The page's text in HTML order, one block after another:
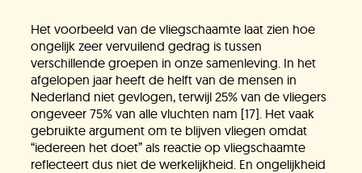
Het voorbeeld van de vliegschaamte laat zien hoe
ongelijk zeer vervuilend gedrag is tussen
verschillende groepen in onze samenleving. In het
afgelopen jaar heeft de helft van de mensen in
Nederland niet gevlogen, terwijl 25% van de vliegers
ongeveer 75% van alle vluchten nam [17]. Het vaak
gebruikte argument om te blijven vliegen omdat
“iedereen het doet” als reactie op vliegschaamte
reflecteert dus niet de werkelijkheid. En ongelijkheid